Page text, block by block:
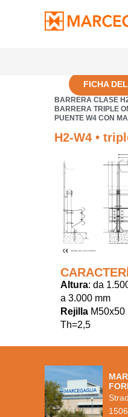
BARRERA CLASE
BARRERA TRIPLE
PUENTE W4 CON
FICHA
H2-W4 •
Altura: da
a 3.000 mm
Rejilla M50x50
Th=2,5